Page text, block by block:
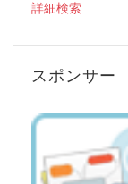
詳細検索
スポンサー